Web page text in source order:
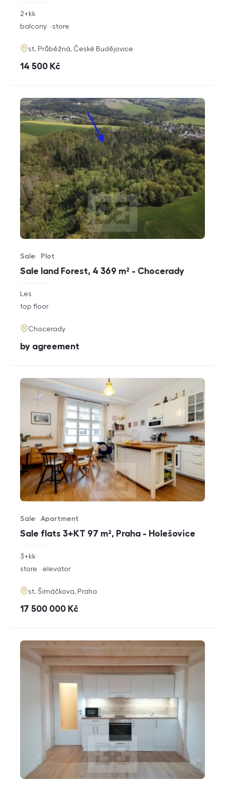
rozměry
2+kk
funkce
balcony store
adresa
st. Průběžná, České Budějovice
cena
14 500 Kč
Sale land Forest, 4 369 m² - Chocerady
Offer type
Sale
Property type
Plot
rozměry
Les
funkce
top floor
adresa
Chocerady
cena
by agreement
Sale flats 3+KT 97 m², Praha - Holešovice
Offer type
Sale
Property type
Apartment
rozměry
disposition
3+kk
funkce
store elevator
adresa
st. Šimáčkova, Praha
cena
17 500 000 Kč